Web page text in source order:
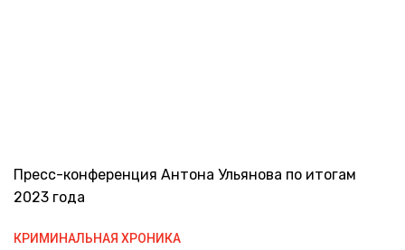
Пресс-конференция Антона Ульянова по итогам
2023 года
КРИМИНАЛЬНАЯ ХРОНИКА